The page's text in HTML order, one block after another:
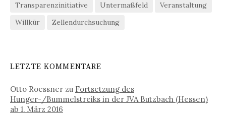
Transparenzinitiative
Untermaßfeld
Veranstaltung
Willkür
Zellendurchsuchung
LETZTE KOMMENTARE
Otto Roessner zu Fortsetzung des
Hunger-/Bummelstreiks in der JVA Butzbach (Hessen)
ab 1. März 2016